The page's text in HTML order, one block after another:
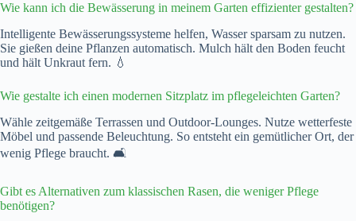
Wie kann ich die Bewässerung in meinem Garten effizienter gestalten?
Intelligente Bewässerungssysteme helfen, Wasser sparsam zu nutzen.
Sie gießen deine Pflanzen automatisch. Mulch hält den Boden feucht
und hält Unkraut fern. 💧
Wie gestalte ich einen modernen Sitzplatz im pflegeleichten Garten?
Wähle zeitgemäße Terrassen und Outdoor-Lounges. Nutze wetterfeste
Möbel und passende Beleuchtung. So entsteht ein gemütlicher Ort, der
wenig Pflege braucht. 🛋️
Gibt es Alternativen zum klassischen Rasen, die weniger Pflege
benötigen?